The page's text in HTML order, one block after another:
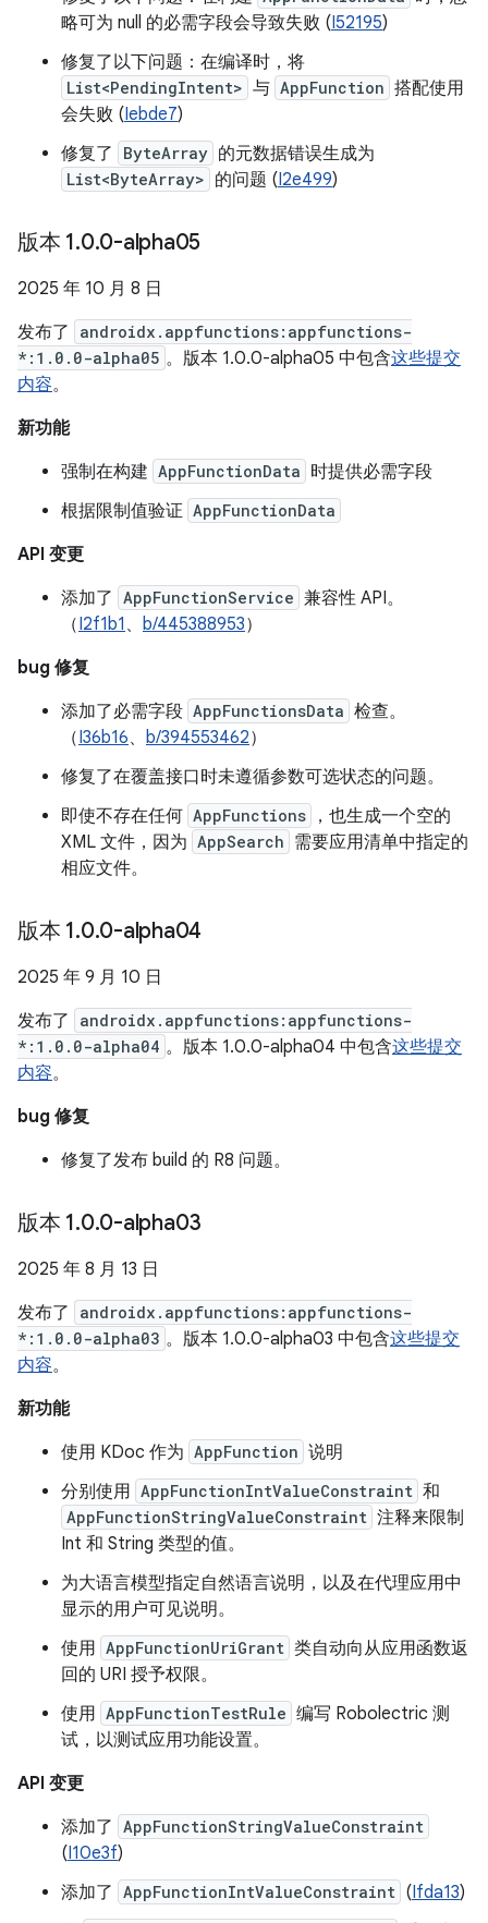
略可为 null 的必需字段会导致失败 (I52195)
修复了以下问题：在编译时，将
List<PendingIntent> 与 AppFunction 搭配使用
会失败 (Iebde7)
修复了
ByteArray 的元数据错误生成为
List<ByteArray> 的问题 (I2e499)
版本 1.0.0-alpha05
2025 年 10 月 8 日
发布了
androidx.appfunctions:appfunctions-
*:1.0.0-alpha05 。版本 1.0.0-alpha05 中包含这些提交
内容。
新功能
强制在构建 AppFunctionData 时提供必需字段
根据限制值验证 AppFunctionData
API 变更
添加了 AppFunctionService 兼容性 API。
（I2f1b1 、 b/445388953）
bug 修复
添加了必需字段 AppFunctionsData 检查。
（I36b16、 b/394553462）
修复了在覆盖接口时未遵循参数可选状态的问题。
即使不存在任何 AppFunctions
，也生成一个空的
XML 文件，因为 AppSearch 需要应用清单中指定的
相应文件。
版本 1.0.0-alpha04
2025 年 9 月 10 日
发布了
androidx.appfunctions:appfunctions-
*:1.0.0-alpha04 。版本 1.0.0-alpha04 中包含这些提交
内容。
bug 修复
修复了发布 build 的 R8 问题。
版本 1.0.0-alpha03
2025 年 8 月 13 日
发布了
androidx.appfunctions:appfunctions-
*:1.0.0-alpha03 。版本 1.0.0-alpha03 中包含这些提交
内容。
新功能
使用 KDoc 作为 AppFunction 说明
分别使用 AppFunctionIntValueConstraint 和
AppFunctionStringValueConstraint 注释来限制
Int 和 String 类型的值。
为大语言模型指定自然语言说明，以及在代理应用中
显示的用户可见说明。
使用 AppFunctionUriGrant 类自动向从应用函数返
回的 URI 授予权限。
使用 AppFunctionTestRule 编写 Robolectric 测
试，以测试应用功能设置。
API 变更
添加了 AppFunctionStringValueConstraint
(I10e3f)
添加了 AppFunctionIntValueConstraint (Ifda13)